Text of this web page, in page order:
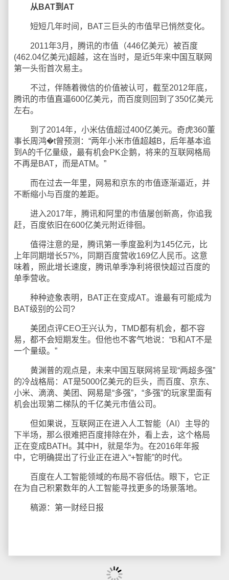
从BAT到AT
短短几年时间，BAT三巨头的市值早已悄然变化。
2011年3月，腾讯的市值（446亿美元）被百度
(462.04亿美元)超越，这在当时，是近5年来中国互联网
第一头衔首次易主。
不过，伴随着微信的价值被认可，截至2012年底，
腾讯的市值直逼600亿美元，而百度则回到了350亿美元
左右。
到了2014年，小米估值超过400亿美元。奇虎360董
事长周鸿�t曾预测：“两年小米市值超越B，后年基本追
到A的千亿量级，最有机会PK企鹅，将来的互联网格局
不再是BAT，而是ATM。”
而在过去一年里，网易和京东的市值逐渐逼近，并
不断缩小与百度的差距。
进入2017年，腾讯和阿里的市值屡创新高，你追我
赶，百度依旧在600亿美元附近徘徊。
值得注意的是，腾讯第一季度盈利为145亿元，比
上年同期增长57%，同期百度营收169亿人民币。这意
味着，照此增长速度，腾讯单季净利将很快超过百度的
单季营收。
种种迹象表明，BAT正在变成AT。谁最有可能成为
BAT级别的公司?
美团点评CEO王兴认为，TMD都有机会，都不容
易，都不会短期发生。但他也不客气地说：“B和AT不是
一个量级。”
黄渊普的观点是，未来中国互联网将呈现“两超多强”
的冷战格局：AT是5000亿美元的巨头，而百度、京东、
小米、滴滴、美团、网易是“多强”，“多强”的玩家里面有
机会出现第二梯队的千亿美元市值公司。
但如果说，互联网正在进入人工智能（AI）主导的
下半场，那么很难把百度排除在外，看上去，这个格局
正在变成BATH。其中H，就是华为。在2016年年报
中，它明确提出了行业正在进入“+智能”的时代。
百度在人工智能领域的布局不容低估。眼下，它正
在为自己积累数年的人工智能寻找更多的场景落地。
稿源：第一财经日报